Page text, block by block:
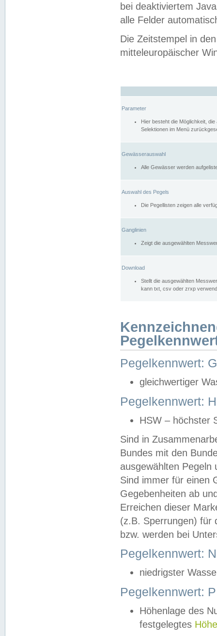
bei deaktiviertem
alle Felder
Die Zeitstempel in
mitteleuropäischer
Parameter
Hier besteht die Möglichkeit,
Selektionen im Menü
Gewässerauswahl
Alle Gewässer werden
Auswahl des Pegels
Die Pegellisten zeigen alle
Ganglinien
Zeigt die ausgewählten
Download
Stellt die ausgewählten
kann txt, csv oder zrxp
Pegelkennwert:
gleichwertiger
Pegelkennwert:
HSW – höchster
Sind in
Bundes mit den
ausgewählten
Sind immer für einen
Gegebenheiten ab
Erreichen dieser
(z.B. Sperrungen) für
bzw. werden bei
Pegelkennwert:
niedrigster
Pegelkennwert:
Höhenlage des
festgelegtes